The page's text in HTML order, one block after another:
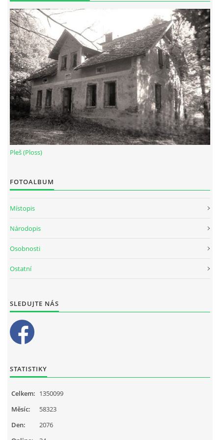
Pleš (Ploss)
FOTOALBUM
Místopis
Národopis
Osobnosti
Ostatní
SLEDUJTE NÁS
STATISTIKY
Celkem: 1350099
Měsíc:
58323
Den:
2076